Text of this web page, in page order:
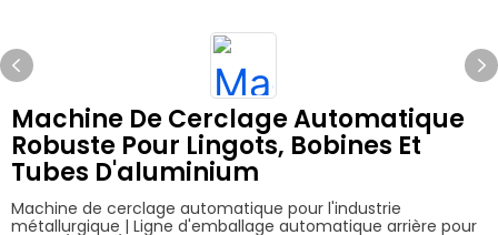
Machine De Cerclage Automatique
Robuste Pour Lingots, Bobines Et
Tubes D'aluminium
Machine de cerclage automatique pour l'industrie
métallurgique | Ligne d'emballage automatique arrière pour